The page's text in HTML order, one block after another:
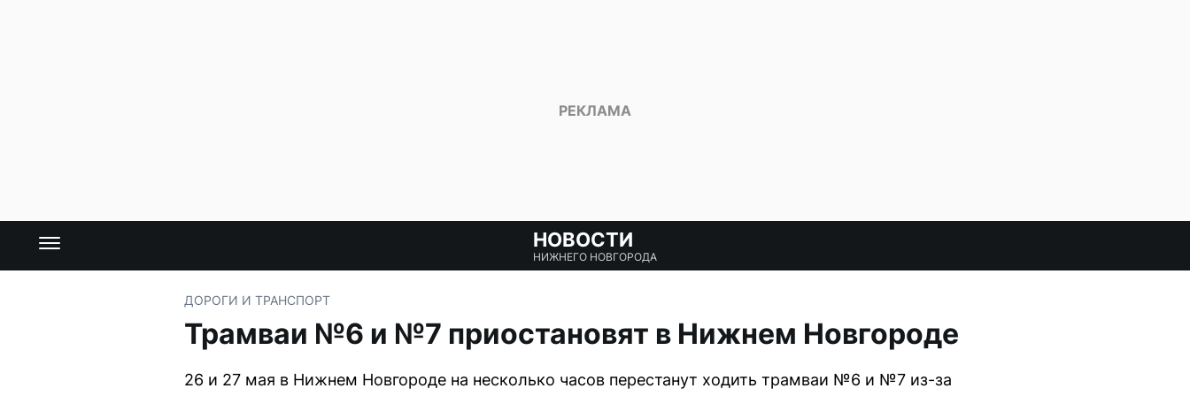
НОВОСТИ
НИЖНЕГО НОВГОРОДА
ДОРОГИ И ТРАНСПОРТ
Трамваи №6 и №7 приостановят в Нижнем Новгороде
26 и 27 мая в Нижнем Новгороде на несколько часов перестанут ходить трамваи №6 и №7 из-за